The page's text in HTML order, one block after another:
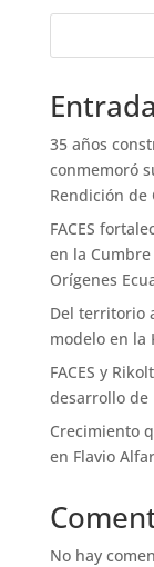
35 años
conmemoró
Rendición
FACES
en la
Orígenes
Del territorio
modelo en la
FACES y
desarrollo de
Crecimiento
en Flavio
No hay